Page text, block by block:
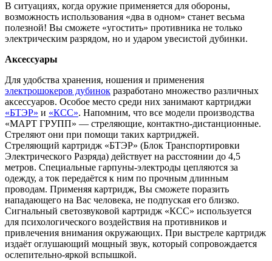
В ситуациях, когда оружие применяется для обороны,
возможность использования «два в одном» станет весьма
полезной! Вы сможете «угостить» противника не только
электрическим разрядом, но и ударом увесистой дубинки.
Аксессуары
Для удобства хранения, ношения и применения
электрошокеров дубинок разработано множество различных
аксессуаров. Особое место среди них занимают картриджи
«БТЭР» и «КСС». Напомним, что все модели производства
«МАРТ ГРУПП» — стреляющие, контактно-дистанционные.
Стреляют они при помощи таких картриджей.
Стреляющий картридж «БТЭР» (Блок Транспортировки
Электрического Разряда) действует на расстоянии до 4,5
метров. Специальные гарпуны-электроды цепляются за
одежду, а ток передаётся к ним по прочным длинным
проводам. Применяя картридж, Вы сможете поразить
нападающего на Вас человека, не подпуская его близко.
Сигнальный светозвуковой картридж «КСС» используется
для психологического воздействия на противников и
привлечения внимания окружающих. При выстреле картридж
издаёт оглушающий мощный звук, который сопровождается
ослепительно-яркой вспышкой.